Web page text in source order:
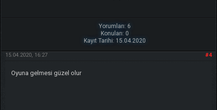
Yorumları: 6
Konuları: 0
Kayıt Tarihi: 15.04.2020
#4
15.04.2020, 16:27
Oyuna gelmesi güzel olur